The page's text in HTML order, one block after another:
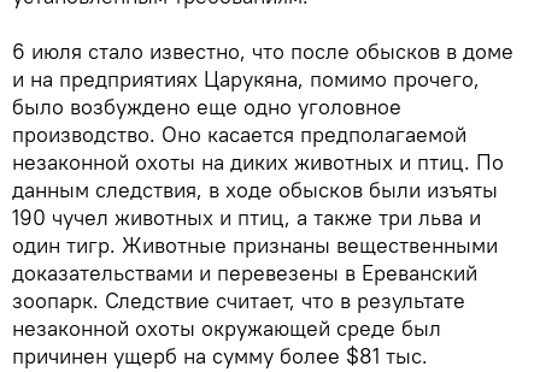
6 июля стало известно, что после обысков в доме
и на предприятиях Царукяна, помимо прочего,
было возбуждено еще одно уголовное
производство. Оно касается предполагаемой
незаконной охоты на диких животных и птиц. По
данным следствия, в ходе обысков были изъяты
190 чучел животных и птиц, а также три льва и
один тигр. Животные признаны вещественными
доказательствами и перевезены в Ереванский
зоопарк. Следствие считает, что в результате
незаконной охоты окружающей среде был
причинен ущерб на сумму более $81 тыс.